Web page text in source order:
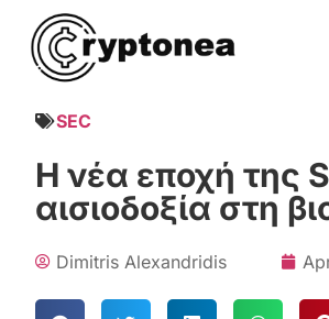
SEC
Η νέα εποχή της
αισιοδοξία στη
Dimitris Alexandridis